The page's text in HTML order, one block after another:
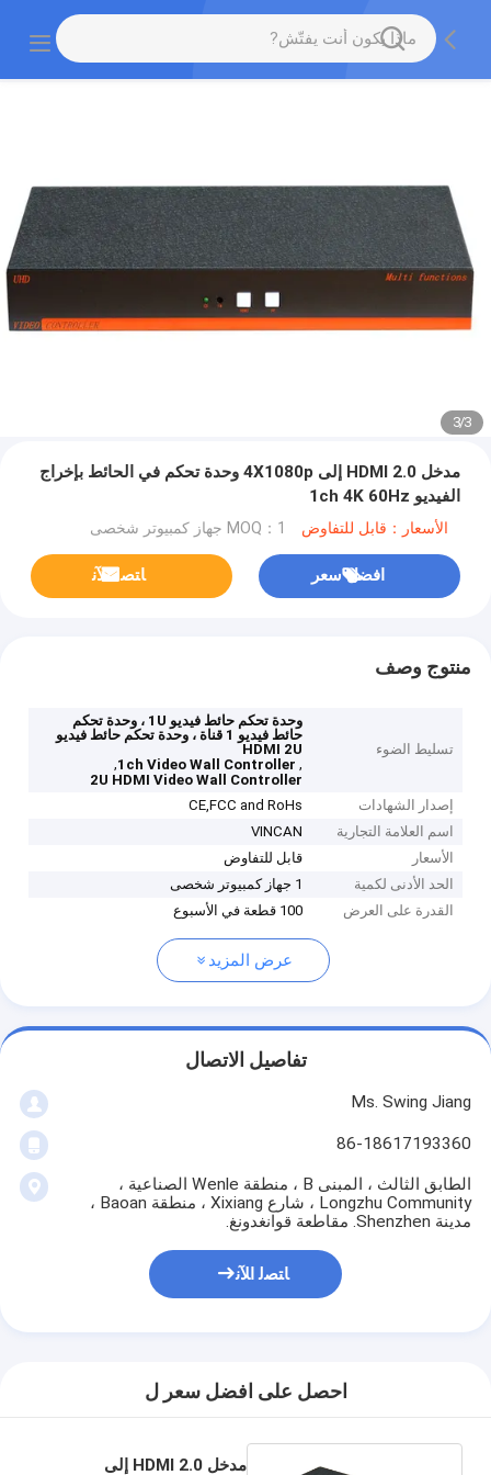
3
/
3
مدخل HDMI 2.0 إلى 4X1080p وحدة تحكم في الحائط بإخراج
الفيديو 1ch 4K 60Hz
الأسعار：قابل للتفاوض MOQ：1 جهاز كمبيوتر شخصى
افضل سعر ﺎﺘﺼﻟ ﺍﻶﻧ
منتوج وصف
تسليط الضوء
وحدة تحكم حائط فيديو 1U ، وحدة تحكم
حائط فيديو 1 قناة ، وحدة تحكم حائط فيديو
HDMI 2U
,
1ch Video Wall Controller
,
2U HDMI Video Wall Controller
إصدار الشهادات
CE,FCC and RoHs
اسم العلامة التجارية
VINCAN
الأسعار
قابل للتفاوض
الحد الأدنى لكمية
1 جهاز كمبيوتر شخصى
القدرة على العرض
100 قطعة في الأسبوع
عرض المزيد
تفاصيل الاتصال
Ms. Swing Jiang
86-18617193360
الطابق الثالث ، المبنى B ، منطقة Wenle الصناعية ،
Longzhu Community ، شارع Xixiang ، منطقة Baoan ،
مدينة Shenzhen. مقاطعة قوانغدونغ.
ﺎﺘﺼﻟ ﺍﻶﻧ
احصل على افضل سعر ل
مدخل HDMI 2.0 إلى